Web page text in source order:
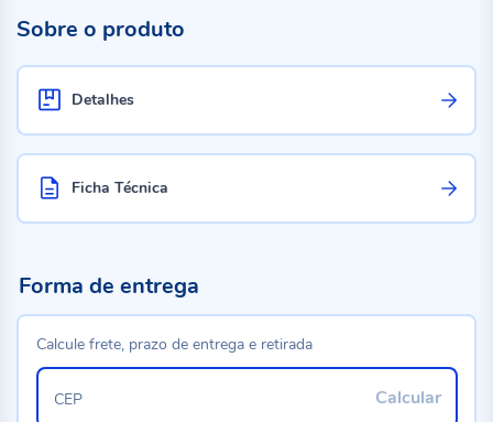
Sobre o produto
Detalhes
Ficha Técnica
Forma de entrega
Calcule frete, prazo de entrega e retirada
Calcular
CEP